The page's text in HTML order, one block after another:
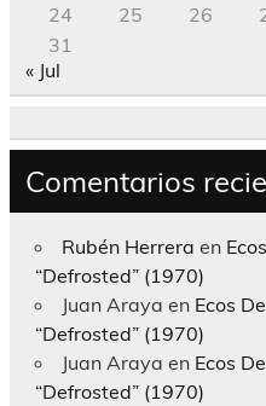
24
25 26
31
« Jul
Comentarios
Rubén Herrera en
“Defrosted” (1970)
Juan Araya en Ecos
“Defrosted” (1970)
Juan Araya en Ecos
“Defrosted” (1970)